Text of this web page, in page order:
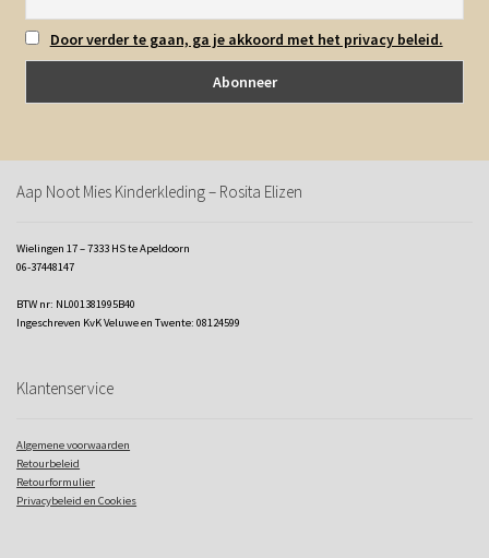
Door verder te gaan, ga je akkoord met het privacy beleid.
Aap Noot Mies Kinderkleding – Rosita Elizen
Wielingen 17 – 7333 HS te Apeldoorn
06-37448147
BTW nr: NL001381995B40
Ingeschreven KvK Veluwe en Twente: 08124599
Klantenservice
Algemene voorwaarden
Retourbeleid
Retourformulier
Privacybeleid en Cookies